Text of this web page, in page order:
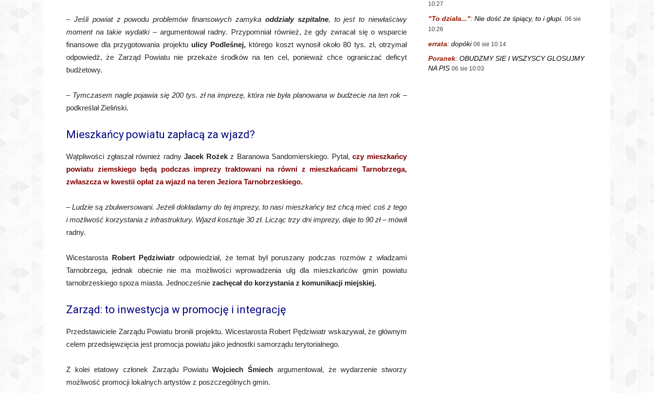
– Jeśli powiat z powodu problemów finansowych zamyka oddziały szpitalne, to jest to niewłaściwy
moment na takie wydatki – argumentował radny. Przypomniał również, że gdy zwracał się o wsparcie
finansowe dla przygotowania projektu ulicy Podleśnej, którego koszt wynosił około 80 tys. zł, otrzymał
odpowiedź, że Zarząd Powiatu nie przekaże środków na ten cel, ponieważ chce ograniczać deficyt
budżetowy.
– Tymczasem nagle pojawia się 200 tys. zł na imprezę, która nie była planowana w budżecie na ten rok –
podkreślał Zieliński.
Mieszkańcy powiatu zapłacą za wjazd?
Wątpliwości zgłaszał również radnyJacek Rożekz Baranowa Sandomierskiego. Pytał,czy mieszkańcy
powiatu ziemskiego będą podczas imprezy traktowani na równi z mieszkańcami Tarnobrzega,
zwłaszcza w kwestii opłat za wjazd na teren Jeziora Tarnobrzeskiego.
–Ludzie są zbulwersowani. Jeżeli dokładamy do tej imprezy, to nasi mieszkańcy też chcą mieć coś z tego
i możliwość korzystania z infrastruktury. Wjazd kosztuje 30 zł. Licząc trzy dni imprezy, daje to 90 zł– mówił
radny.
Wicestarosta Robert Pędziwiatr odpowiedział, że temat był poruszany podczas rozmów z władzami
Tarnobrzega, jednak obecnie nie ma możliwości wprowadzenia ulg dla mieszkańców gmin powiatu
tarnobrzeskiego spoza miasta. Jednocześnie zachęcał do korzystania z komunikacji miejskiej.
Zarząd: to inwestycja w promocję i integrację
Przedstawiciele Zarządu Powiatu bronili projektu. Wicestarosta Robert Pędziwiatr wskazywał, że głównym
celem przedsięwzięcia jest promocja powiatu jako jednostki samorządu terytorialnego.
Z kolei etatowy członek Zarządu PowiatuWojciech Śmiech argumentował, że wydarzenie stworzy
możliwość promocji lokalnych artystów z poszczególnych gmin.
10:27
"To działa...": Nie dość że śpiący, to i głupi. 06 sie
10:26
errata: dopóki 06 sie 10:14
Poranek: OBUDZMY SIE I WSZYSCY GLOSUJMY
NA PIS 06 sie 10:03